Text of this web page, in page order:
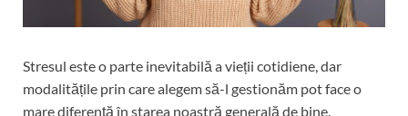
Stresul este o parte inevitabilă a vieții cotidiene, dar
modalitățile prin care alegem să-l gestionăm pot face o
mare diferență în starea noastră generală de bine.